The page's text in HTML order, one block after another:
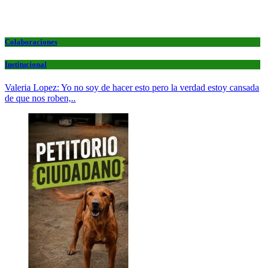
Colaboraciones
Institucional
Valeria Lopez: Yo no soy de hacer esto pero la verdad estoy cansada
de que nos roben,..